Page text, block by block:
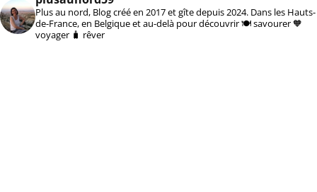
Plus au nord, Blog créé en 2017 et gîte depuis 2024. Dans les Hauts-
de-France, en Belgique et au-delà pour découvrir 🍽️ savourer 🧡
voyager 🧳 rêver